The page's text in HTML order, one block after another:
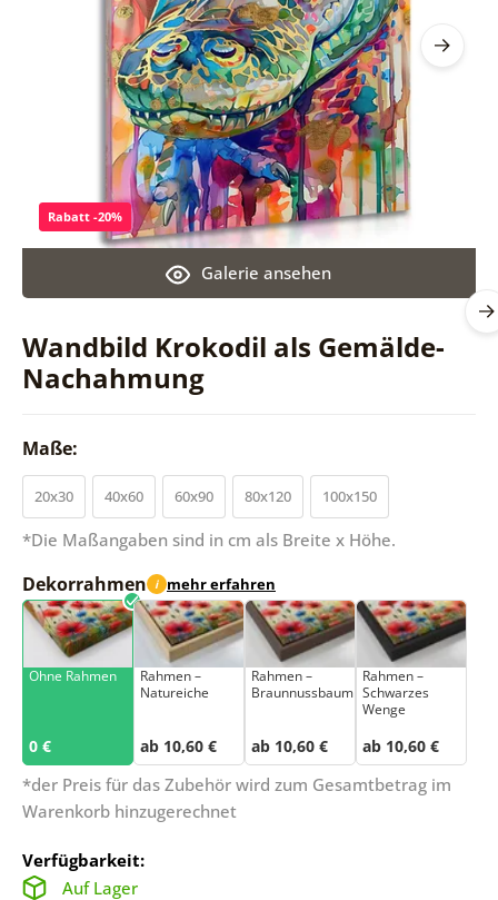
Wandbild Krokodil als Gemälde-
Nachahmung
Galerie ansehen
Rabatt -20%
Maße:
20x30 40x60 60x90 80x120 100x150
*Die Maßangaben sind in cm als Breite x Höhe.
Dekorrahmen i mehr erfahren
Ohne Rahmen
0 €
Rahmen –
Natureiche
ab 10,60 €
Rahmen –
Braunnussbaum
ab 10,60 €
Rahmen –
Schwarzes
Wenge
ab 10,60 €
*der Preis für das Zubehör wird zum Gesamtbetrag im
Warenkorb hinzugerechnet
Verfügbarkeit:
Auf Lager